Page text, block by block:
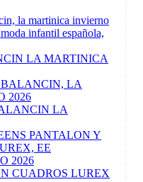
LA MARTINICA
LA
CUADROS LUREX